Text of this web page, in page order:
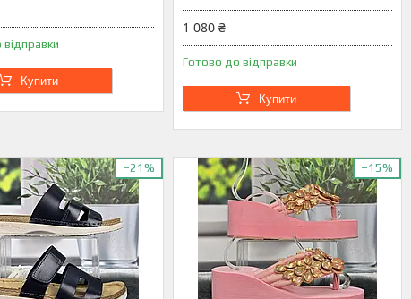
Купити
1 080 ₴
Готово до відправки
Купити
–21% –15%